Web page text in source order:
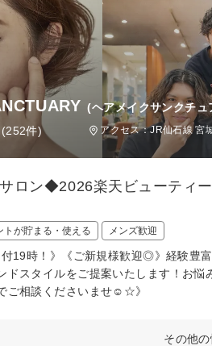
(ヘアメイクサンクチュ
(252件) アクセス：JR仙石線 宮
ロン◆2026楽天ビューティ
トが貯まる・使える メンズ歓迎
19時！》《ご新規様歓迎◎》経験豊
ドスタイルをご提案いたします！お
ご相談くださいませ☺︎☆》
その他